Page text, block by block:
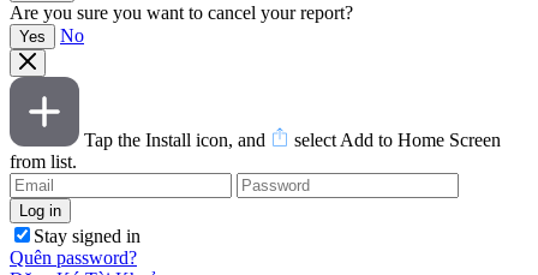
Are you sure you want to cancel your report?
No
Tap the Install icon, and
select Add to Home Screen
from list.
Stay signed in
Quên password?